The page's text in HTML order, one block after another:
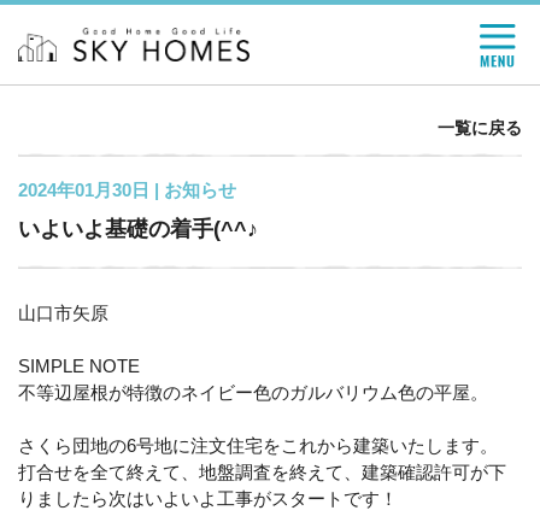
一覧に戻る
2024年01月30日 | お知らせ
いよいよ基礎の着手(^^♪
山口市矢原
SIMPLE NOTE
不等辺屋根が特徴のネイビー色のガルバリウム色の平屋。
さくら団地の6号地に注文住宅をこれから建築いたします。
打合せを全て終えて、地盤調査を終えて、建築確認許可が下
りましたら次はいよいよ工事がスタートです！